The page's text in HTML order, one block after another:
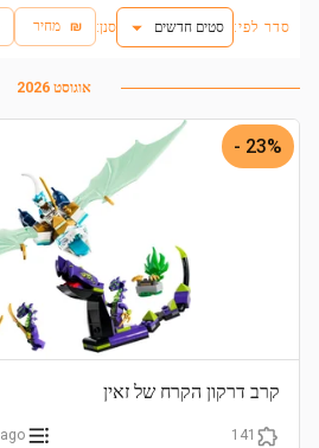
:סנן ₪ מחיר סדר לפי: סטים חדשים
אוגוסט 2026
23% -
קרב דרקון הקרח של זאין
141